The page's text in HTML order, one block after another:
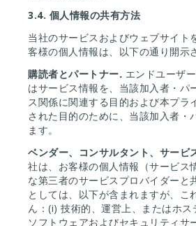
3.4. 個人情報の共有方法
当社のサービスおよびウェブサイト
客様の個人情報は、以下の通り開示
購読者とパートナー. エンドユーザ
はサービス情報を、当該加入者・パ
ス関係に関連する目的および本プラ
された目的のために、当該加入者・
ます。
ベンダー、コンサルタント、サービ
社は、お客様の個人情報（サービス
な第三者のサービスプロバイダーと
としては、以下が含まれますが、こ
ん：(i) 技術的、運営上、またはホス
ソフトウェアおよびセキュリティサ